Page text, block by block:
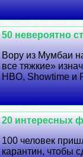
50 невероятно
Вору из Мумбаи
все тяжкие»
HBO, Showtime и
20 интересных
100 человек
карантин, чтобы